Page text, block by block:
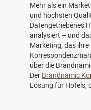
Mehr als ein
und höchsten
Datengetriebenes
analysiert – und
Marketing, das
über die
Der Brandnamic
Lösung für Hotels,